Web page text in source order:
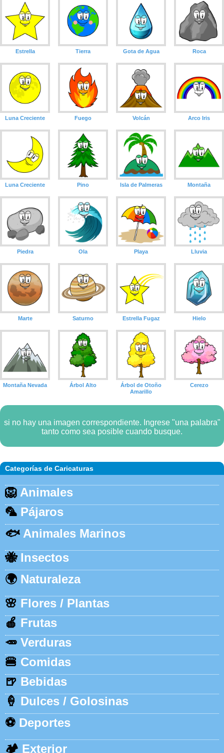
Categorías de Caricaturas
🦁 Animales
🦜 Pájaros
🐟 Animales Marinos
🐝 Insectos
🌍 Naturaleza
🌸 Flores / Plantas
🍎 Frutas
🥕 Verduras
🍔 Comidas
🍺 Bebidas
🍦 Dulces / Golosinas
⚽ Deportes
🏕️ Exterior
Estrella Tierra Gota de Agua Roca
Luna Creciente Fuego Volcán Arco Iris
Luna Creciente Pino Isla de Palmeras Montaña
Piedra Ola Playa Lluvia
Marte Saturno Estrella Fugaz Hielo
Montaña Nevada Árbol Alto
Árbol de Otoño
Amarillo
Cerezo
si no hay una imagen correspondiente. Ingrese "una palabra"
tanto como sea posible cuando busque.